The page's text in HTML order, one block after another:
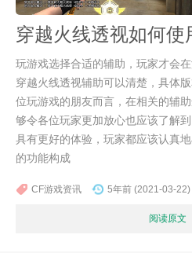
穿越火线透视如何使
玩游戏选择合适的辅助，玩家才会
穿越火线透视辅助可以清楚，具体
位玩游戏的朋友而言，在相关的辅
够令各位玩家更加放心也应该了解
具有更好的体验，玩家都应该认真
的功能构成
CF游戏资讯 5年前 (2021-03-22)
阅读原文